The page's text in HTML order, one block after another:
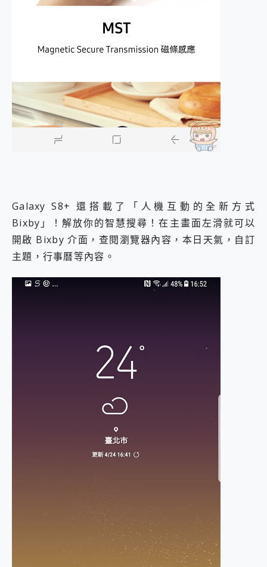
Galaxy S8+ 還搭載了「人機互動的全新方式
Bixby」！解放你的智慧搜尋！在主畫面左滑就可以
開啟 Bixby 介面，查閱瀏覽器內容，本日天氣，自訂
主題，行事曆等內容。